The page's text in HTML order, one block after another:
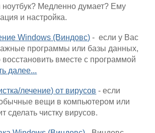
ноутбук? Медленно думает? Ему
и настройка.
Windows (Виндовс) - если у Вас
программы или базы данных,
вместе с программой
далее...
лечение) от вирусов - если
вещи в компьютером или
сделать чистку вирусов.